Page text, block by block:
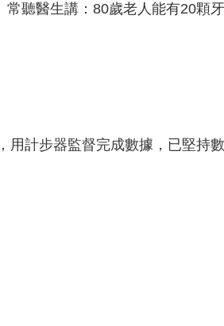
常聽醫生講：80歲老人能有20顆
計步器監督完成數據，已堅持數